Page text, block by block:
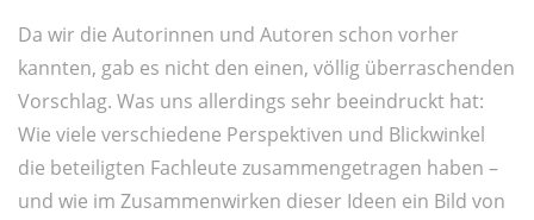
Da wir die Autorinnen und Autoren schon vorher
kannten, gab es nicht den einen, völlig überraschenden
Vorschlag. Was uns allerdings sehr beeindruckt hat:
Wie viele verschiedene Perspektiven und Blickwinkel
die beteiligten Fachleute zusammengetragen haben –
und wie im Zusammenwirken dieser Ideen ein Bild von